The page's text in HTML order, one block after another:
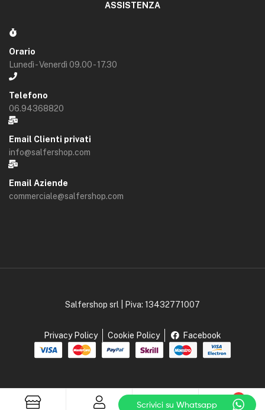
ASSISTENZA
Orario
Lunedì - Venerdì 09.00 - 17.30
Telefono
06.94368820
Email Clienti privati
info@salfershop.com
Email Aziende
commerciale@salfershop.com
Salfershop srl | Piva: 13432771007
Privacy Policy Cookie Policy Facebook
0
Scrivici su Whatsapp